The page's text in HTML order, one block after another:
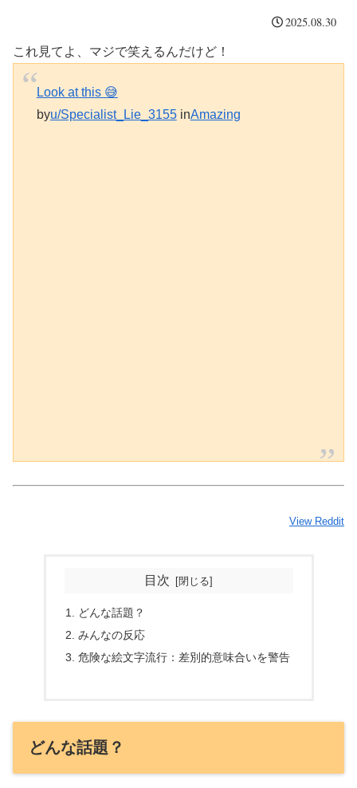
2025.08.30
これ見てよ、マジで笑えるんだけど！
Look at this 😅
byu/Specialist_Lie_3155inAmazing
View Reddit
目次
どんな話題？
みんなの反応
危険な絵文字流行：差別的意味合いを警告
どんな話題？